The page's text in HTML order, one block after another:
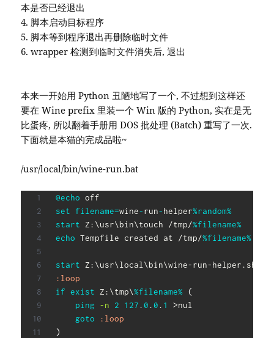
本是否已经退出
4. 脚本启动目标程序
5. 脚本等到程序退出再删除临时文件
6. wrapper 检测到临时文件消失后, 退出
本来一开始用 Python 丑陋地写了一个, 不过想到这样还
要在 Wine prefix 里装一个 Win 版的 Python, 实在是无
比蛋疼, 所以翻着手册用 DOS 批处理 (Batch) 重写了一次.
下面就是本猫的完成品啦~
/usr/local/bin/wine-run.bat
@echo off
set
filename=wine-run-helper%random%
start Z:\usr\bin\touch /tmp/%filename%
echo Tempfile created at /tmp/%filename%
start Z:\usr\local\bin\wine-run-helper.sh
:loop
if exist Z:\tmp\%filename%
(
ping
-n 2 127. 0. 0. 1
>nul
goto
:loop
)